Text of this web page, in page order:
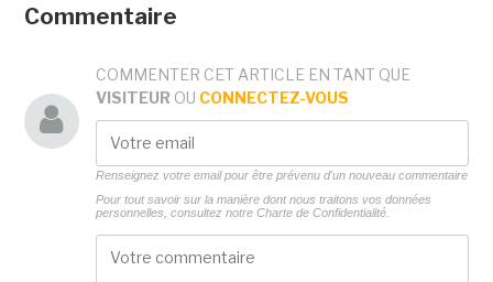
Commentaire
COMMENTER CET ARTICLE EN TANT QUE
VISITEUR OU CONNECTEZ-VOUS
Renseignez votre email pour être prévenu d'un nouveau commentaire
Pour tout savoir sur la manière dont nous traitons vos données
personnelles, consultez notre Charte de Confidentialité.